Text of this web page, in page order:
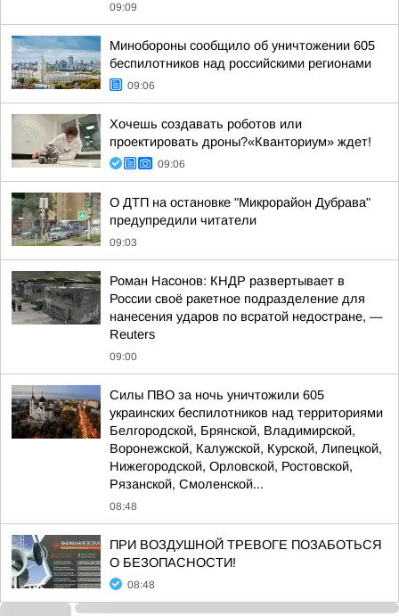
09:09
Минобороны сообщило об уничтожении 605
беспилотников над российскими регионами
09:06
Хочешь создавать роботов или
проектировать дроны?«Кванториум» ждет!
09:06
О ДТП на остановке "Микрорайон Дубрава"
предупредили читатели
09:03
Роман Насонов: КНДР развертывает в
России своё ракетное подразделение для
нанесения ударов по всратой недостране, —
Reuters
09:00
Силы ПВО за ночь уничтожили 605
украинских беспилотников над территориями
Белгородской, Брянской, Владимирской,
Воронежской, Калужской, Курской, Липецкой,
Нижегородской, Орловской, Ростовской,
Рязанской, Смоленской...
08:48
ПРИ ВОЗДУШНОЙ ТРЕВОГЕ ПОЗАБОТЬСЯ
О БЕЗОПАСНОСТИ!
08:48